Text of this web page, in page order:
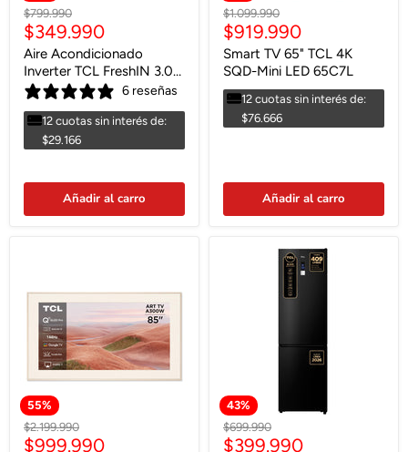
Precio
original
$799.990
Precio
actual
$349.990
Aire Acondicionado
Inverter TCL FreshIN 3.0
12000 BTU WIFI6 reseñas
12 cuotas sin interés de:
$29.166
Añadir al carro
Precio
original
$1.099.990
Precio
actual
$919.990
Smart TV 65" TCL 4K
SQD-Mini LED 65C7L
12 cuotas sin interés de:
$76.666
Añadir al carro
55%
Precio
original
$2.199.990
Precio
$999.990
43%
Precio
original
$699.990
Precio
$399.990